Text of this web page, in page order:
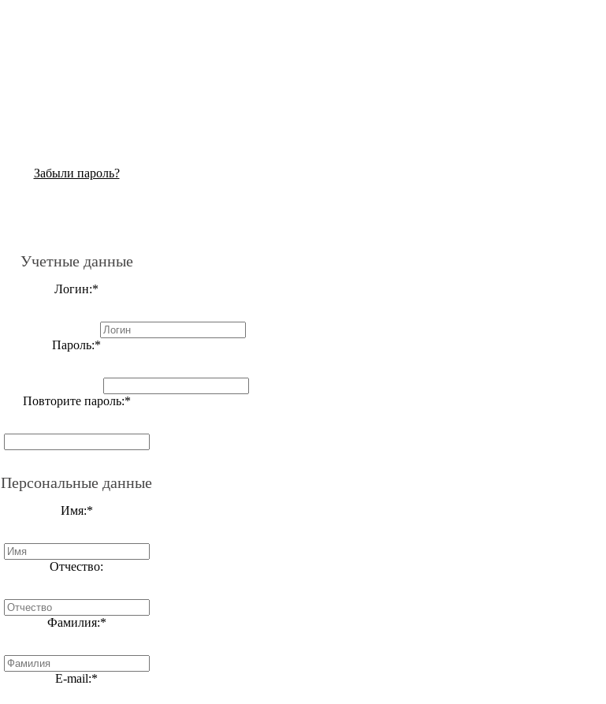
Забыли пароль?
Учетные данные
Логин:*
Пароль:*
Повторите пароль:*
Персональные данные
Имя:*
Отчество:
Фамилия:*
E-mail:*